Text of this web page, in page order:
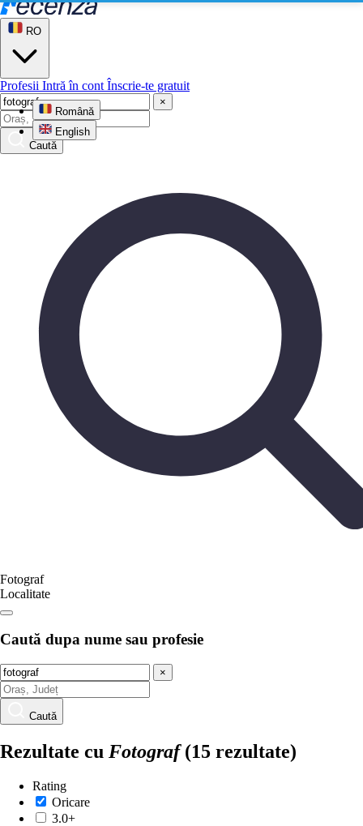
RO
Română
English
Profesii Intră în cont Înscrie-te gratuit
×
Caută
Fotograf
Localitate
Caută dupa nume sau profesie
×
Caută
Rezultate cu Fotograf (15 rezultate)
Rating
Oricare
3.0+